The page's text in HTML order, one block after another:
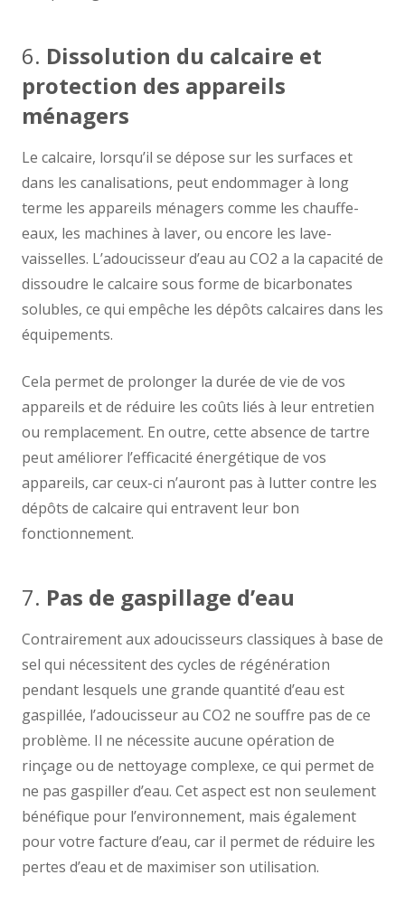
6. Dissolution du calcaire et
protection des appareils
ménagers
Le calcaire, lorsqu’il se dépose sur les surfaces et
dans les canalisations, peut endommager à long
terme les appareils ménagers comme les chauffe-
eaux, les machines à laver, ou encore les lave-
vaisselles. L’adoucisseur d’eau au CO2 a la capacité de
dissoudre le calcaire sous forme de bicarbonates
solubles, ce qui empêche les dépôts calcaires dans les
équipements.
Cela permet de prolonger la durée de vie de vos
appareils et de réduire les coûts liés à leur entretien
ou remplacement. En outre, cette absence de tartre
peut améliorer l’efficacité énergétique de vos
appareils, car ceux-ci n’auront pas à lutter contre les
dépôts de calcaire qui entravent leur bon
fonctionnement.
7. Pas de gaspillage d’eau
Contrairement aux adoucisseurs classiques à base de
sel qui nécessitent des cycles de régénération
pendant lesquels une grande quantité d’eau est
gaspillée, l’adoucisseur au CO2 ne souffre pas de ce
problème. Il ne nécessite aucune opération de
rinçage ou de nettoyage complexe, ce qui permet de
ne pas gaspiller d’eau. Cet aspect est non seulement
bénéfique pour l’environnement, mais également
pour votre facture d’eau, car il permet de réduire les
pertes d’eau et de maximiser son utilisation.